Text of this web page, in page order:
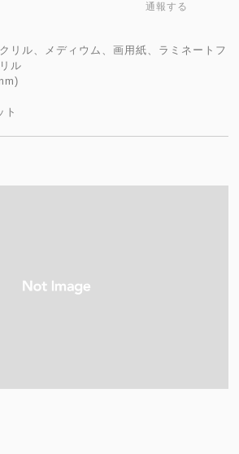
通報する
リル、メディウム、画用紙、ラミネートフ
ル
ト